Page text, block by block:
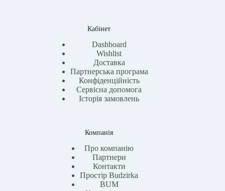
Кабінет
Dashboard
Wishlist
Доставка
Партнерська програма
Конфіденційність
Сервісна допомога
Історія замовлень
Компанія
Про компанію
Партнери
Контакти
Простір Budzirka
BUM